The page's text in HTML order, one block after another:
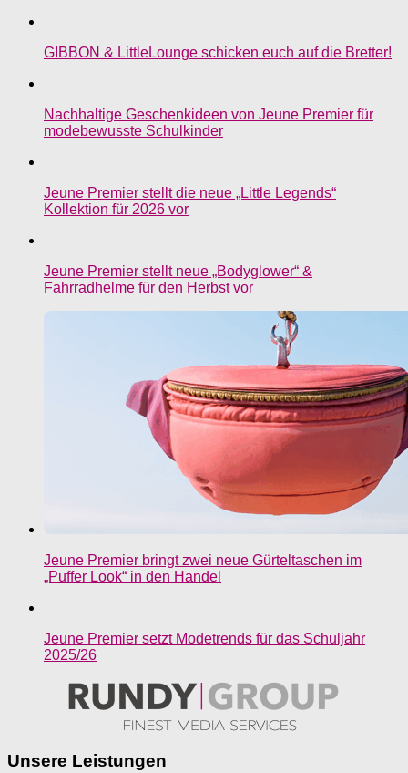
GIBBON & LittleLounge schicken euch auf die Bretter!
Nachhaltige Geschenkideen von Jeune Premier für
modebewusste Schulkinder
Jeune Premier stellt die neue „Little Legends“
Kollektion für 2026 vor
Jeune Premier stellt neue „Bodyglower“ &
Fahrradhelme für den Herbst vor
Jeune Premier bringt zwei neue Gürteltaschen im
„Puffer Look“ in den Handel
Jeune Premier setzt Modetrends für das Schuljahr
2025/26
Unsere Leistungen